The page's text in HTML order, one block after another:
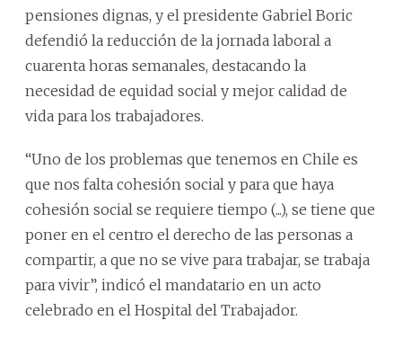
pensiones dignas, y el presidente Gabriel Boric
defendió la reducción de la jornada laboral a
cuarenta horas semanales, destacando la
necesidad de equidad social y mejor calidad de
vida para los trabajadores.
“Uno de los problemas que tenemos en Chile es
que nos falta cohesión social y para que haya
cohesión social se requiere tiempo (...), se tiene que
poner en el centro el derecho de las personas a
compartir, a que no se vive para trabajar, se trabaja
para vivir”, indicó el mandatario en un acto
celebrado en el Hospital del Trabajador.